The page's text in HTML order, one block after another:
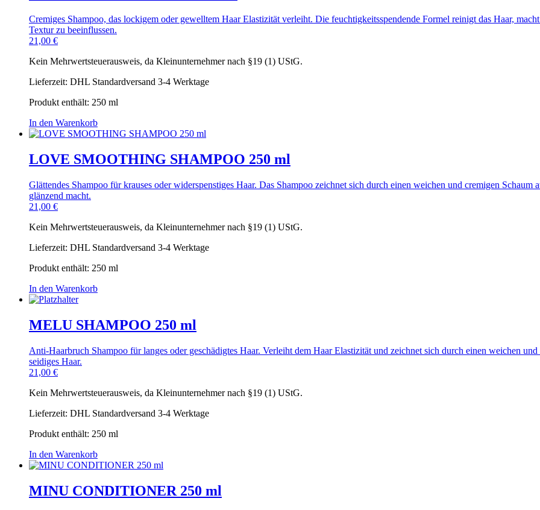
Cremiges Shampoo, das lockigem oder gewelltem Haar Elastizität verleiht. Die feuchtigkeitsspendende Formel reinigt das Haar,
Textur zu beeinflussen.
21,00 €
Kein Mehrwertsteuerausweis, da Kleinunternehmer nach §19 (1) UStG.
Lieferzeit: DHL Standardversand 3-4 Werktage
Produkt enthält: 250 ml
In den Warenkorb
LOVE SMOOTHING SHAMPOO 250 ml
Glättendes Shampoo für krauses oder widerspenstiges Haar. Das Shampoo zeichnet sich durch einen weichen und cremigen Schaum
glänzend macht.
21,00 €
Kein Mehrwertsteuerausweis, da Kleinunternehmer nach §19 (1) UStG.
Lieferzeit: DHL Standardversand 3-4 Werktage
Produkt enthält: 250 ml
In den Warenkorb
MELU SHAMPOO 250 ml
Anti-Haarbruch Shampoo für langes oder geschädigtes Haar. Verleiht dem Haar Elastizität und zeichnet sich durch einen weichen
seidiges Haar.
21,00 €
Kein Mehrwertsteuerausweis, da Kleinunternehmer nach §19 (1) UStG.
Lieferzeit: DHL Standardversand 3-4 Werktage
Produkt enthält: 250 ml
In den Warenkorb
MINU CONDITIONER 250 ml